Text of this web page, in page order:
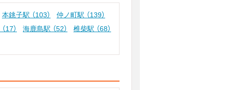
本銚子駅 （103） 仲ノ町駅 （139）
（17） 海鹿島駅 （52） 椎柴駅 （68）